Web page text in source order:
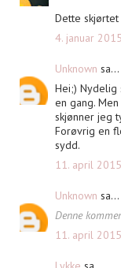
Dette
4. januar
Unknown sa...
Hei;) Nydelig
en gang.
skjønner jeg
Forøvrig en
sydd.
11. april
Unknown sa...
Denne
11. april